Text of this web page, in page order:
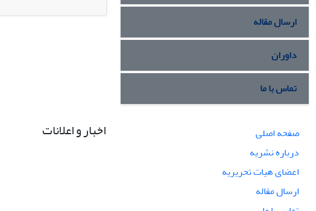
ارسال مقاله
داوران
تماس با ما
صفحه اصلی
درباره نشریه
اعضای هیات تحریریه
ارسال مقاله
اخبار و اعلانات